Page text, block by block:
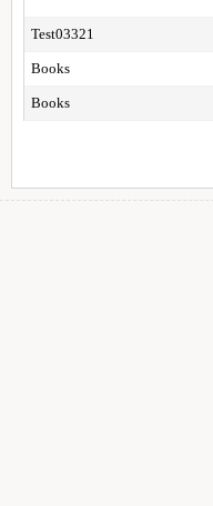
Test03321
Books
Books